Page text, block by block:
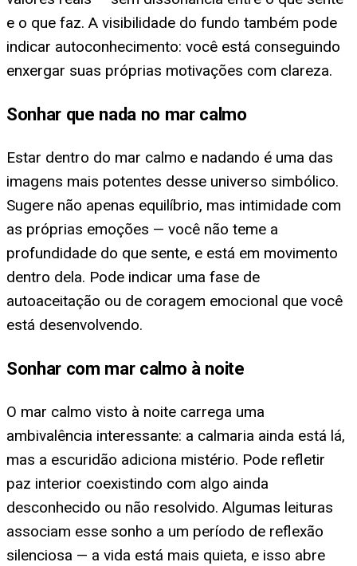
e o que faz. A visibilidade do fundo também pode
indicar autoconhecimento: você está conseguindo
enxergar suas próprias motivações com clareza.
Sonhar que nada no mar calmo
Estar dentro do mar calmo e nadando é uma das
imagens mais potentes desse universo simbólico.
Sugere não apenas equilíbrio, mas intimidade com
as próprias emoções — você não teme a
profundidade do que sente, e está em movimento
dentro dela. Pode indicar uma fase de
autoaceitação ou de coragem emocional que você
está desenvolvendo.
Sonhar com mar calmo à noite
O mar calmo visto à noite carrega uma
ambivalência interessante: a calmaria ainda está lá,
mas a escuridão adiciona mistério. Pode refletir
paz interior coexistindo com algo ainda
desconhecido ou não resolvido. Algumas leituras
associam esse sonho a um período de reflexão
silenciosa — a vida está mais quieta, e isso abre